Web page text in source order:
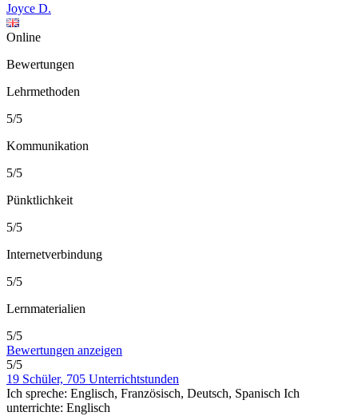
Joyce D.
Online
Bewertungen
Lehrmethoden
5/5
Kommunikation
5/5
Pünktlichkeit
5/5
Internetverbindung
5/5
Lernmaterialien
5/5
Bewertungen anzeigen
5/5
19 Schüler, 705 Unterrichtstunden
Ich spreche: Englisch, Französisch, Deutsch, Spanisch Ich
unterrichte: Englisch